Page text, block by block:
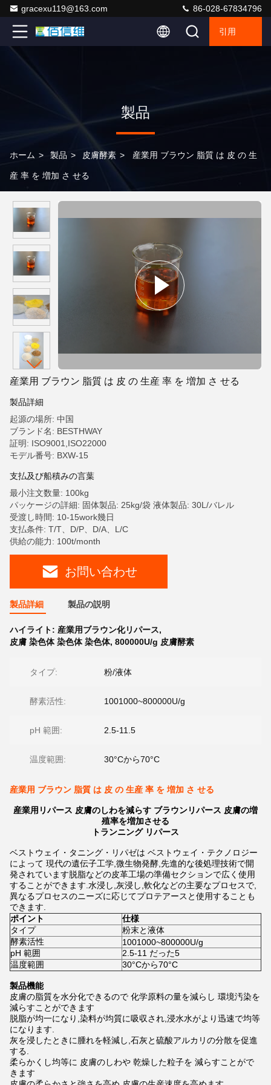
gracexu119@163.com 86-028-67834796
引用
製品
ホーム > 製品 > 皮膚酵素 > 産業用 ブラウン 脂質 は 皮 の 生
産 率 を 増加 さ せる
産業用 ブラウン 脂質 は 皮 の 生産 率 を 増加 さ せる
製品詳細
起源の場所: 中国
ブランド名: BESTHWAY
証明: ISO9001,ISO22000
モデル番号: BXW-15
支払及び船積みの言葉
最小注文数量: 100kg
パッケージの詳細: 固体製品: 25kg/袋 液体製品: 30L/バレル
受渡し時間: 10-15work幾日
支払条件: T/T、D/P、D/A、L/C
供給の能力: 100t/month
お問い合わせ
製品詳細 製品の説明
ハイライト: 産業用ブラウン化リパース,
皮膚 染色体 染色体 染色体, 800000U/g 皮膚酵素
タイプ: 粉/液体
酵素活性: 1001000~800000U/g
pH 範囲: 2.5-11.5
温度範囲: 30°Cから70°C
産業用 ブラウン 脂質 は 皮 の 生産 率 を 増加 さ せる
産業用リパース 皮膚のしわを減らす ブラウンリパース 皮膚の増
殖率を増加させる
トランニング リパース
ベストウェイ・タニング・リパゼは ベストウェイ・テクノロジー
によって 現代の遺伝子工学,微生物発酵,先進的な後処理技術で開
発されています脱脂などの皮革工場の準備セクションで広く使用
することができます.水浸し,灰浸し,軟化などの主要なプロセスで,
異なるプロセスのニーズに応じてプロテアースと使用することも
できます.
ポイント
仕様
タイプ
粉末と液体
酵素活性
1001000~800000U/g
pH 範囲
2.5-11 だった5
温度範囲
30°Cから70°C
製品機能
皮膚の脂質を水分化できるので 化学原料の量を減らし 環境汚染を
減らすことができます
脱脂が均一になり,染料が均質に吸収され,浸水水がより迅速で均等
になります.
灰を浸したときに腫れを軽減し,石灰と硫酸アルカリの分散を促進
する.
柔らかくし均等に 皮膚のしわや 乾燥した粒子を 減らすことがで
きます